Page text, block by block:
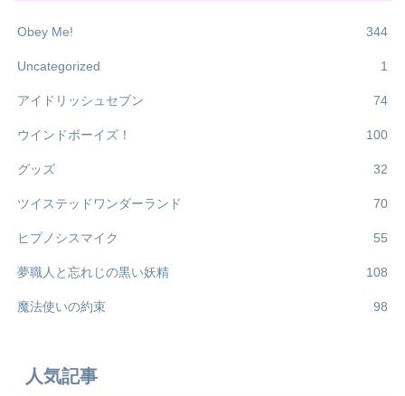
Obey Me! 344
Uncategorized 1
アイドリッシュセブン 74
ウインドボーイズ！ 100
グッズ 32
ツイステッドワンダーランド 70
ヒプノシスマイク 55
夢職人と忘れじの黒い妖精 108
魔法使いの約束 98
人気記事